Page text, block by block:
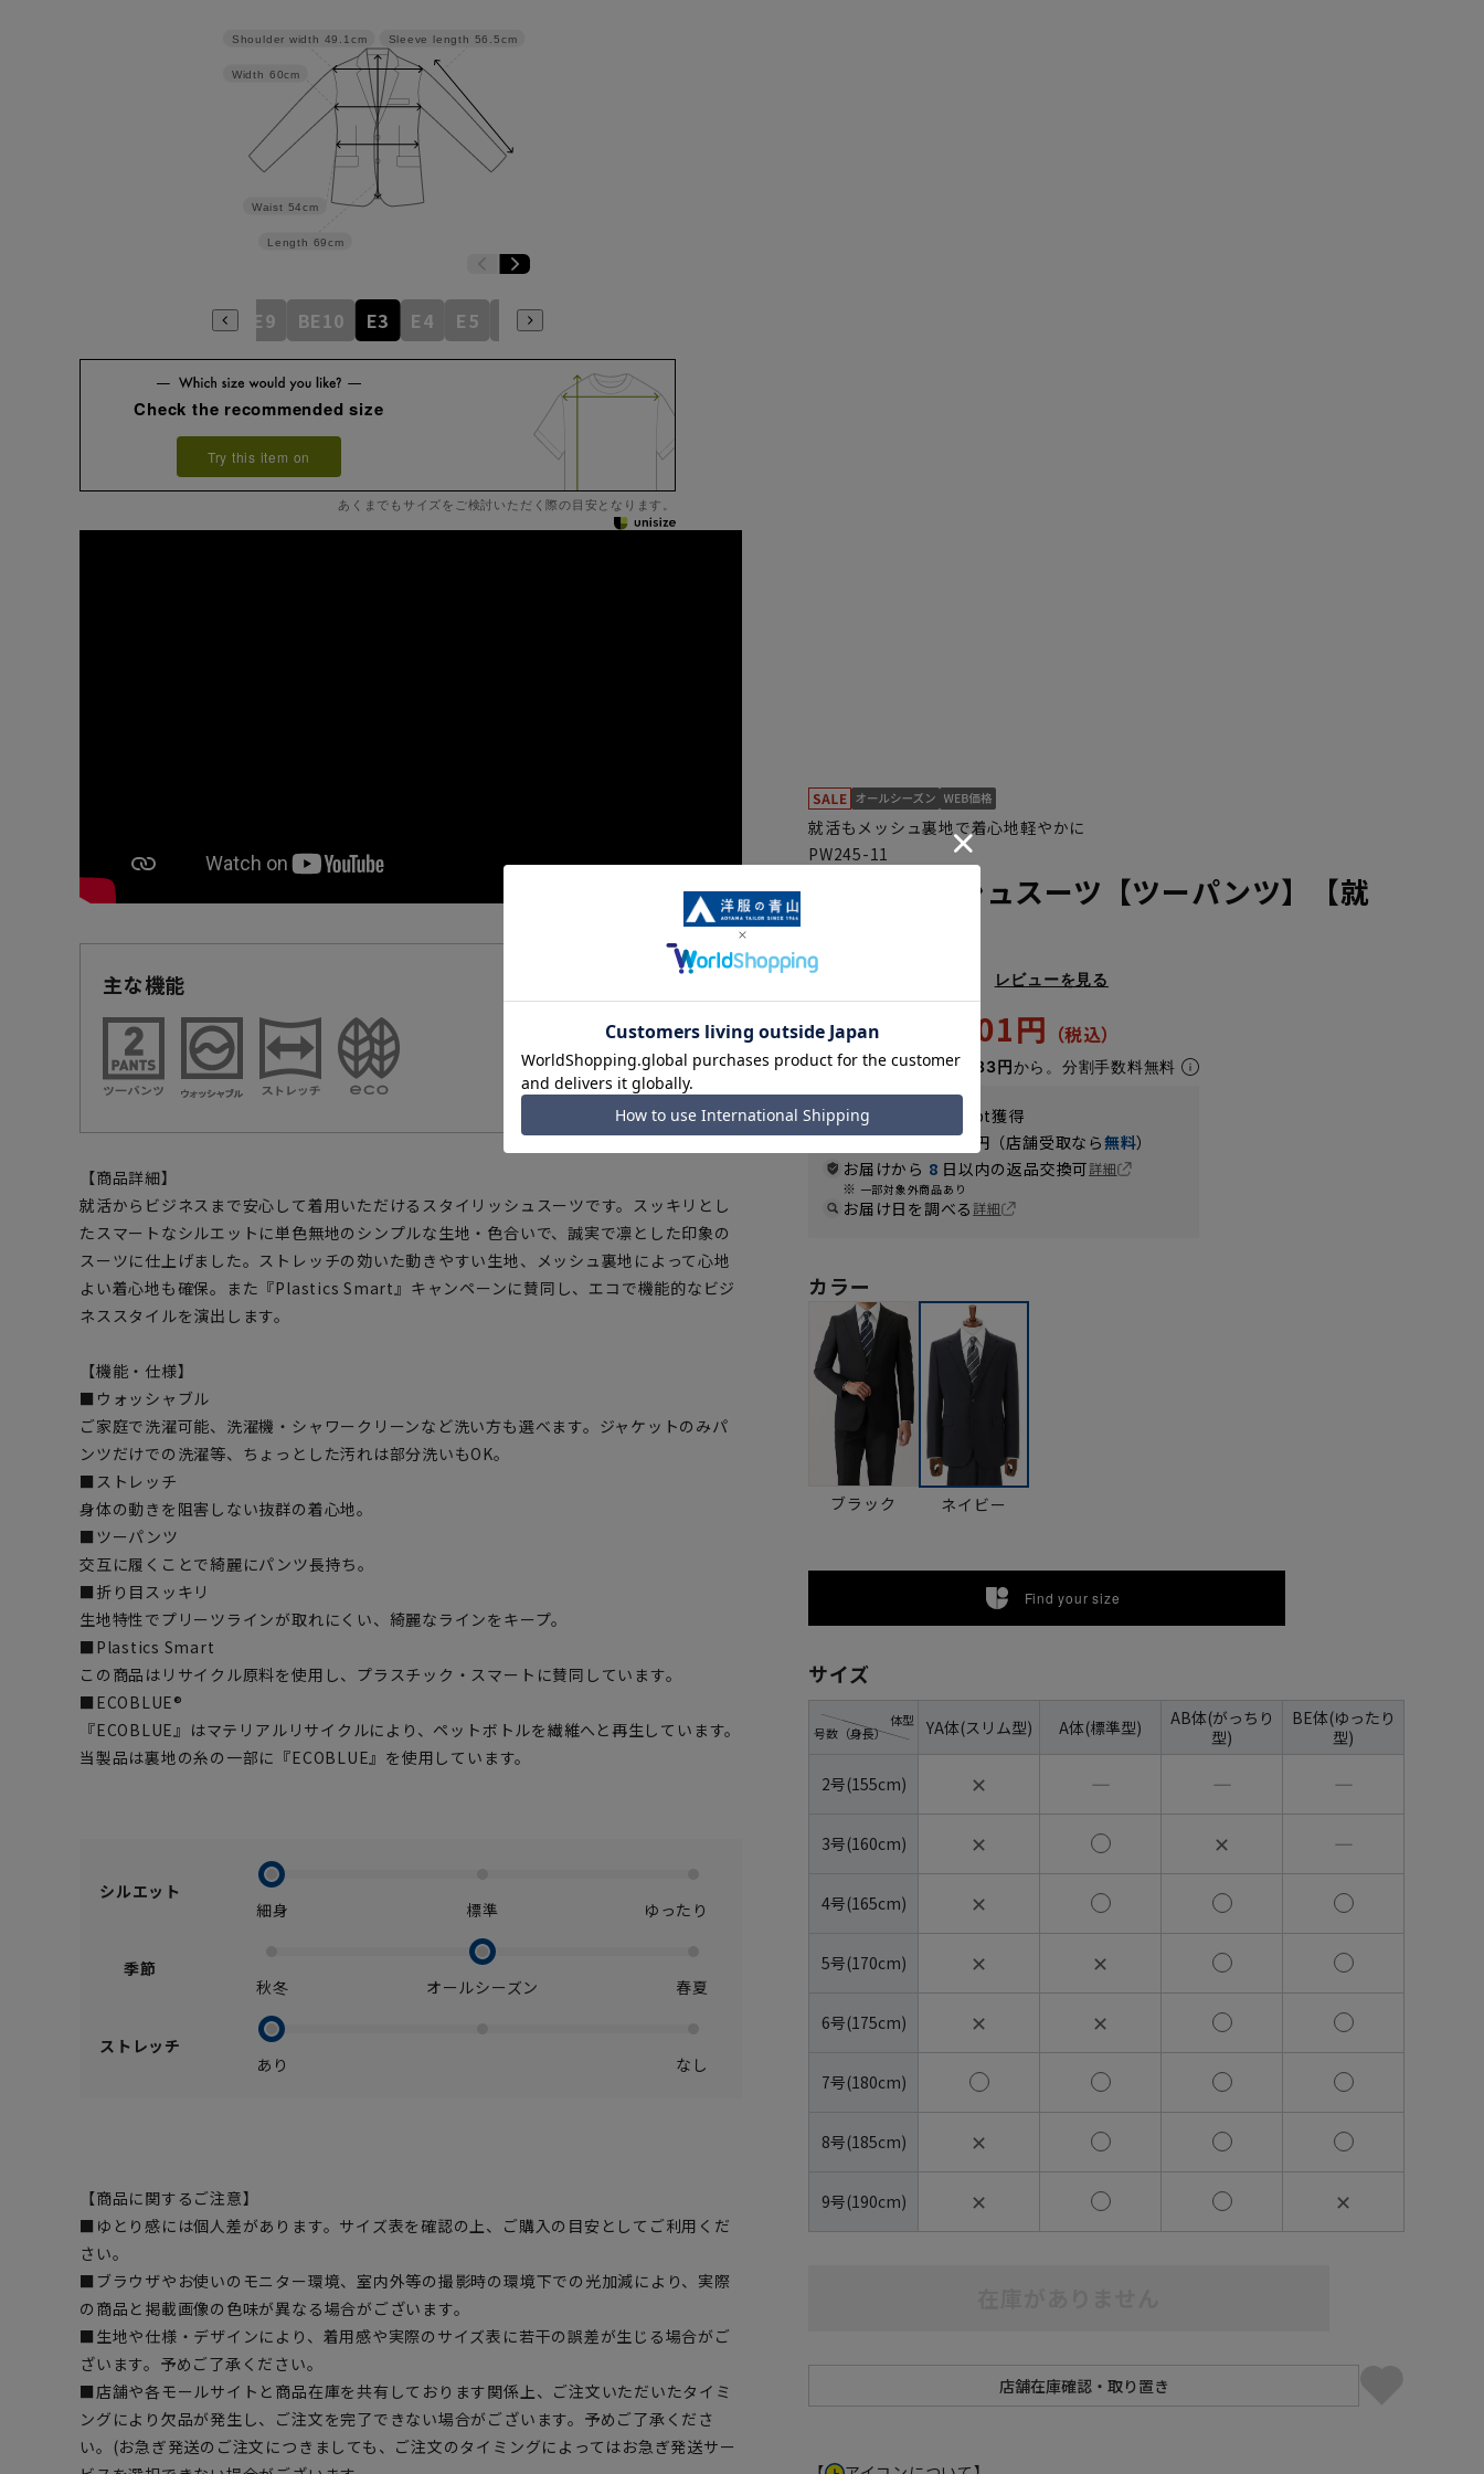
Sleeve length 56.5cm
Length 69cm
Waist 54cm
Width 60cm
Shoulder width 49.1cm
BE8 BE9 BE10 E3 E4 E5 E6
Check the recommended size
Try this item on
あくまでもサイズをご検討いただく際の目安となります。
主な機能
【商品詳細】
就活からビジネスまで安心して着用いただけるスタイリッシュスーツです。スッキリとし
たスマートなシルエットに単色無地のシンプルな生地・色合いで、誠実で凛とした印象の
スーツに仕上げました。ストレッチの効いた動きやすい生地、メッシュ裏地によって心地
よい着心地も確保。また『Plastics Smart』キャンペーンに賛同し、エコで機能的なビジ
ネススタイルを演出します。
【機能・仕様】
■ウォッシャブル
ご家庭で洗濯可能、洗濯機・シャワークリーンなど洗い方も選べます。ジャケットのみパ
ンツだけでの洗濯等、ちょっとした汚れは部分洗いもOK。
■ストレッチ
身体の動きを阻害しない抜群の着心地。
■ツーパンツ
交互に履くことで綺麗にパンツ長持ち。
■折り目スッキリ
生地特性でプリーツラインが取れにくい、綺麗なラインをキープ。
■Plastics Smart
この商品はリサイクル原料を使用し、プラスチック・スマートに賛同しています。
■ECOBLUE®
『ECOBLUE』はマテリアルリサイクルにより、ペットボトルを繊維へと再生しています。
当製品は裏地の糸の一部に『ECOBLUE』を使用しています。
シルエット
細身
標準 ゆったり
季節
秋冬
オールシーズン 春夏
ストレッチ
あり
なし
【商品に関するご注意】
■ゆとり感には個人差があります。サイズ表を確認の上、ご購入の目安としてご利用くだ
さい。
■ブラウザやお使いのモニター環境、室内外等の撮影時の環境下での光加減により、実際
の商品と掲載画像の色味が異なる場合がございます。
■生地や仕様・デザインにより、着用感や実際のサイズ表に若干の誤差が生じる場合がご
ざいます。予めご了承ください。
■店舗や各モールサイトと商品在庫を共有しております関係上、ご注文いただいたタイミ
ングにより欠品が発生し、ご注文を完了できない場合がございます。予めご了承くださ
い。(お急ぎ発送のご注文につきましても、ご注文のタイミングによってはお急ぎ発送サー
就活もメッシュ裏地で着心地軽やかに
PW245-11
スタイリッシュスーツ【ツーパンツ】【就
レビューを見る
43,890円 39,501円
なら月々6,583円から。分割手数料無料
WEB会員なら
pt獲得
送料 全国一律550 円（店舗受取なら無料）
お届けから 8 日以内の返品交換可詳細
一部対象外商品あり
お届け日を調べる詳細
カラー
ブラック ネイビー
Find your size
サイズ
号数（身長）
体型 YA体(スリム型) A体(標準型)
AB体(がっちり
型)
BE体(ゆったり
型)
2号(155cm) ✕ ― ― ―
3号(160cm) ✕ ✕ ―
4号(165cm) ✕
5号(170cm) ✕ ✕
6号(175cm) ✕ ✕
7号(180cm)
8号(185cm) ✕
9号(190cm) ✕ ✕